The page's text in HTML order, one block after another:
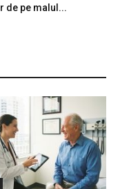
de pe malul...